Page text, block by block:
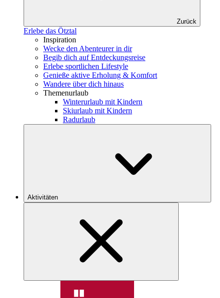
Zurück
Erlebe das Ötztal
Inspiration
Wecke den Abenteurer in dir
Begib dich auf Entdeckungsreise
Erlebe sportlichen Lifestyle
Genieße aktive Erholung & Komfort
Wandere über dich hinaus
Themenurlaub
Winterurlaub mit Kindern
Skiurlaub mit Kindern
Radurlaub
Aktivitäten